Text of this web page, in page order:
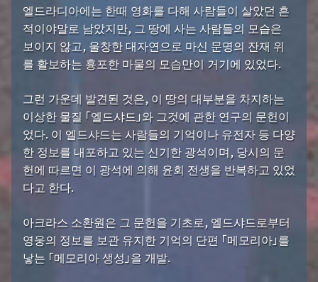
엘드라디아에는 한때 영화를 다해 사람들이 살았던 흔
적이야말로 남았지만, 그 땅에 사는 사람들의 모습은
보이지 않고, 울창한 대자연으로 마신 문명의 잔재 위
를 활보하는 흉포한 마물의 모습만이 거기에 있었다.
그런 가운데 발견된 것은, 이 땅의 대부분을 차지하는
이상한 물질 「엘드샤드」와 그것에 관한 연구의 문헌이
었다. 이 엘드샤드는 사람들의 기억이나 유전자 등 다양
한 정보를 내포하고 있는 신기한 광석이며, 당시의 문
헌에 따르면 이 광석에 의해 윤회 전생을 반복하고 있었
다고 한다.
아크라스 소환원은 그 문헌을 기초로, 엘드샤드로부터
영웅의 정보를 보관 유지한 기억의 단편 「메모리아」를
낳는 「메모리아 생성」을 개발.